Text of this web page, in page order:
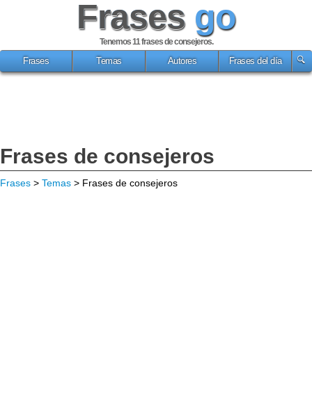
Frases go
Tenemos 11frases de consejeros.
Frases
Temas Autores Frases del día
Frases de consejeros
Frases > Temas > Frases de consejeros